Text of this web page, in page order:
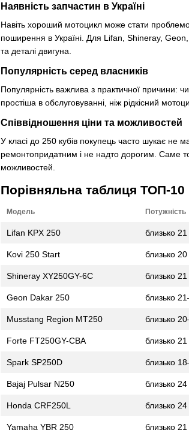
Наявність запчастин в Україні
Навіть хороший мотоцикл може стати
поширення в Україні. Для Lifan, Shineray,
та деталі двигуна.
Популярність серед власників
Популярність важлива з практичної причини:
простіша в обслуговуванні, ніж рідкісний
Співвідношення ціни та можливостей
У класі до 250 кубів покупець часто шукає не
ремонтопридатним і не надто дорогим. Саме
можливостей.
Порівняльна таблиця ТОП-10
Модель Потужність
Lifan KPX 250 близько 21
Kovi 250 Start близько 20
Shineray XY250GY-6C близько 21
Geon Dakar 250 близько
Musstang Region MT250 близько
Forte FT250GY-CBA близько 21
Spark SP250D близько
Bajaj Pulsar N250 близько 24
Honda CRF250L близько 24
Yamaha YBR 250 близько 21